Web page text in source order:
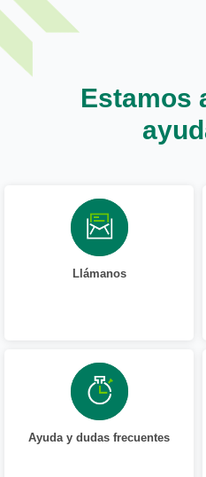
Estamos
Llámanos
Ayuda y dudas frecuentes